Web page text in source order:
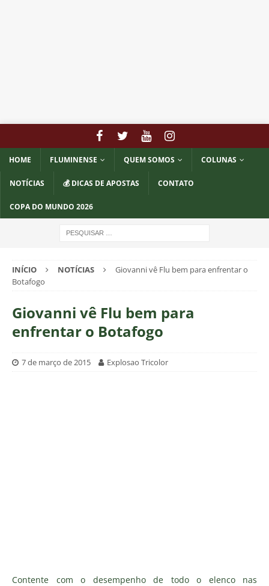
HOME FLUMINENSE QUEM SOMOS COLUNAS
NOTÍCIAS 💰 DICAS DE APOSTAS CONTATO
COPA DO MUNDO 2026
INÍCIO NOTÍCIAS
Giovanni vê Flu bem para enfrentar o
Botafogo
Giovanni vê Flu bem para
enfrentar o Botafogo
7 de março de 2015 Explosao Tricolor
Contente com o desempenho de todo o elenco nas